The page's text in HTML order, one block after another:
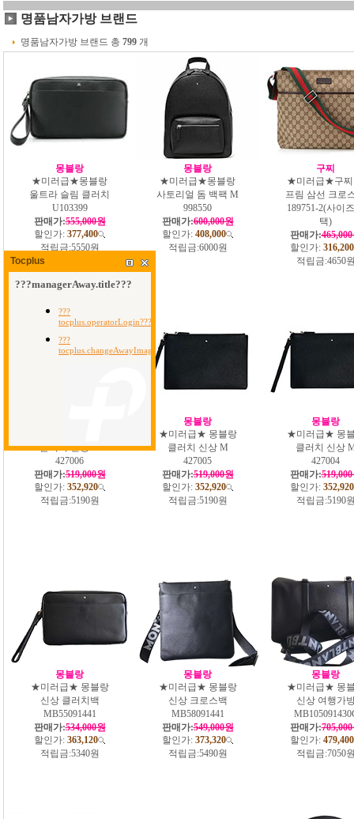
명품남자가방 브랜드
명품남자가방 브랜드 총 799 개
몽블랑
★미러급★몽블랑
울트라 슬림 클러치
U103399
판매가:555,000원
할인가: 377,400
적립금:5550원
몽블랑
★미러급★몽블랑
사토리얼 돔 백팩 M
998550
판매가:600,000원
할인가: 408,000
적립금:6000원
구찌
★미러급★구찌
프림 삼선 크로
189751-2(사이
택)
판매가:
할인가: 316,200
적립금:4650
클러치 신상 M
427006
판매가:519,000원
할인가: 352,920
적립금:5190원
몽블랑
★미러급★ 몽블랑
클러치 신상 M
427005
판매가:519,000원
할인가: 352,920
적립금:5190원
몽블랑
★미러급★ 몽
클러치 신상
427004
판매가:
할인가: 352,920
적립금:5190
몽블랑
★미러급★ 몽블랑
신상 클러치백
MB55091441
판매가:534,000원
할인가: 363,120
적립금:5340원
몽블랑
★미러급★ 몽블랑
신상 크로스백
MB58091441
판매가:549,000원
할인가: 373,320
적립금:5490원
몽블랑
★미러급★ 몽
신상 여행가
판매가:
할인가: 479,400
적립금:7050
Tocplus